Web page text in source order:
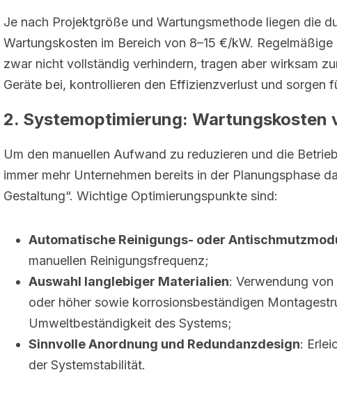
Je nach Projektgröße und Wartungsmethode liegen die
Wartungskosten im Bereich von 8–15 €/kW.
zwar nicht vollständig verhindern, tragen aber wirksam
Geräte bei, kontrollieren den Effizienzverlust und sorgen
2. Systemoptimierung: Wartungskosten
Um den manuellen Aufwand zu reduzieren und die
immer mehr Unternehmen bereits in der Planungsphase
Gestaltung“. Wichtige Optimierungspunkte sind:
Automatische Reinigungs- oder
manuellen Reinigungsfrequenz;
Auswahl langlebiger Materialien: Verwendung
oder höher sowie korrosionsbeständigen
Umweltbeständigkeit des Systems;
Sinnvolle Anordnung und Redundanzdesign:
der Systemstabilität.